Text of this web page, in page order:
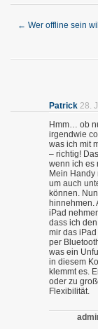
← Wer offline sein
Patrick 28.
Hmm… ob
irgendwie
was ich mit
– richtig!
wenn ich es
Mein Handy
um auch
können.
hinnehmen.
iPad
dass ich
mir das
per
was ein
in diesem
klemmt es.
oder zu
Flexibilität.